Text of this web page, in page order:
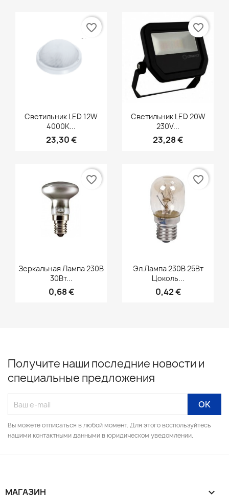
Быстрый просмотр
Светильник LED 12W
4000K...
23,30 €
favorite_border
Быстрый просмотр
Светильник LED 20W
230V...
23,28 €
favorite_border
Быстрый просмотр
Зеркальная Лампа 230В
30Вт...
0,68 €
favorite_border
Быстрый просмотр
Эл.лампа 230В 25Вт
Цоколь...
0,42 €
favorite_border
Получите наши последние новости и
специальные предложения
Вы можете отписаться в любой момент. Для этого воспользуйтесь
нашими контактными данными в юридическом уведомлении.
МАГАЗИН 